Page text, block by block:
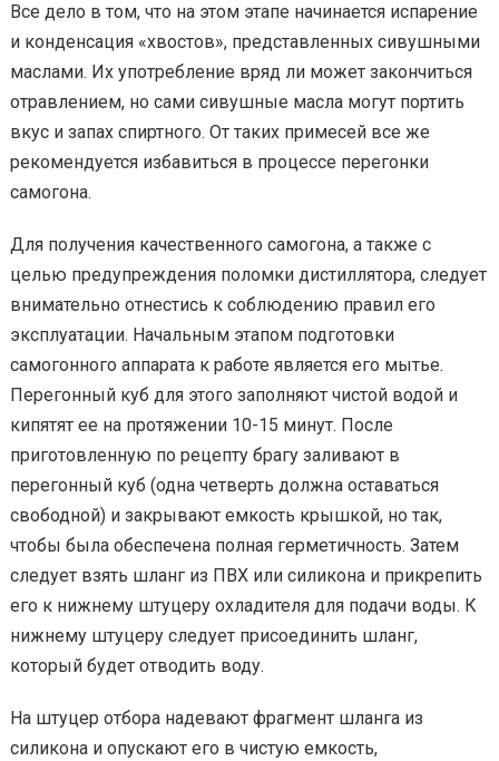
Все дело в том, что на этом этапе начинается испарение
и конденсация «хвостов», представленных сивушными
маслами. Их употребление вряд ли может закончиться
отравлением, но сами сивушные масла могут портить
вкус и запах спиртного. От таких примесей все же
рекомендуется избавиться в процессе перегонки
самогона.
Для получения качественного самогона, а также с
целью предупреждения поломки дистиллятора, следует
внимательно отнестись к соблюдению правил его
эксплуатации. Начальным этапом подготовки
самогонного аппарата к работе является его мытье.
Перегонный куб для этого заполняют чистой водой и
кипятят ее на протяжении 10-15 минут. После
приготовленную по рецепту брагу заливают в
перегонный куб (одна четверть должна оставаться
свободной) и закрывают емкость крышкой, но так,
чтобы была обеспечена полная герметичность. Затем
следует взять шланг из ПВХ или силикона и прикрепить
его к нижнему штуцеру охладителя для подачи воды. К
нижнему штуцеру следует присоединить шланг,
который будет отводить воду.
На штуцер отбора надевают фрагмент шланга из
силикона и опускают его в чистую емкость,